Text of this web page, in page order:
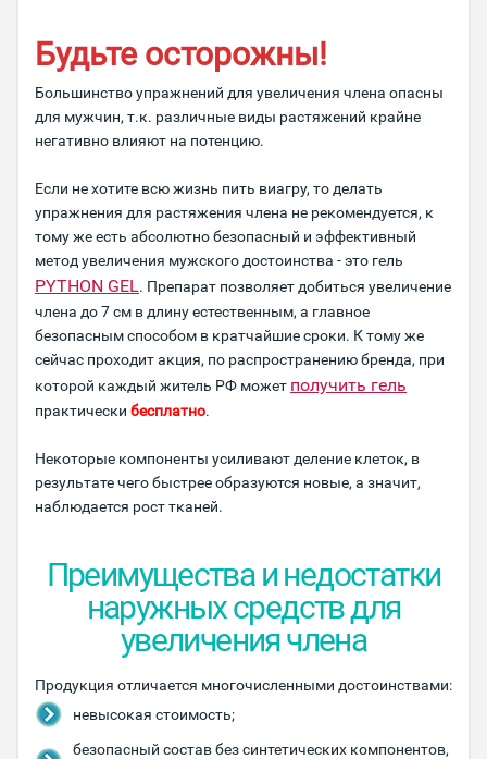
Будьте осторожны!
Большинство упражнений для увеличения члена опасны
для мужчин, т.к. различные виды растяжений крайне
негативно влияют на потенцию.
Если не хотите всю жизнь пить виагру, то делать
упражнения для растяжения члена не рекомендуется, к
тому же есть абсолютно безопасный и эффективный
метод увеличения мужского достоинства - это гель
PYTHON GEL. Препарат позволяет добиться увеличение
члена до 7 см в длину естественным, а главное
безопасным способом в кратчайшие сроки. К тому же
сейчас проходит акция, по распространению бренда, при
которой каждый житель РФ может получить гель
практически бесплатно.
Некоторые компоненты усиливают деление клеток, в
результате чего быстрее образуются новые, а значит,
наблюдается рост тканей.
Преимущества и недостатки
наружных средств для
увеличения члена
Продукция отличается многочисленными достоинствами:
невысокая стоимость;
безопасный состав без синтетических компонентов,